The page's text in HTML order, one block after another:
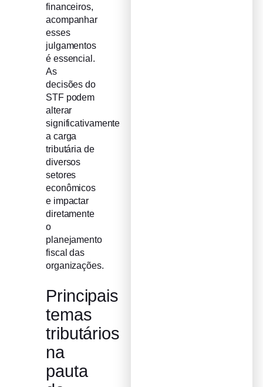
financeiros,
acompanhar
esses
julgamentos
é essencial.
As
decisões do
STF podem
alterar
significativamente
a carga
tributária de
diversos
setores
econômicos
e impactar
diretamente
o
planejamento
fiscal das
organizações.
Principais
temas
tributários
na
pauta